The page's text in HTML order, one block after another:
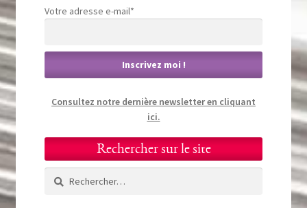
Votre adresse e-mail*
Consultez notre dernière newsletter en cliquant
ici.
Rechercher sur le site
Rechercher :